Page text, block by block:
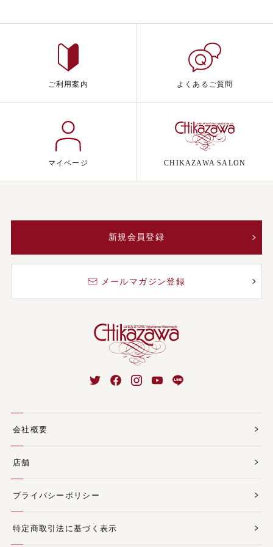
ご利用案内 よくあるご質問
マイページ CHIKAZAWA SALON
新規会員登録
メールマガジン登録
会社概要
店舗
プライバシーポリシー
特定商取引法に基づく表示